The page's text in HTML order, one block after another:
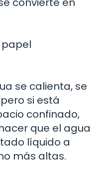
papel
se calienta, se
si está
confinado,
que el agua
líquido a
más altas.